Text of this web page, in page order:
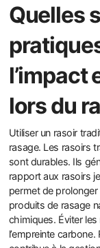
Quelles
l’impact
lors du
Utiliser un rasoir
rasage. Les rasoirs
sont durables. Ils
rapport aux rasoirs
permet de
produits de rasage
chimiques. Éviter
l’empreinte